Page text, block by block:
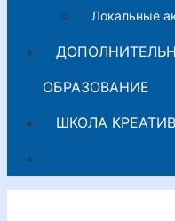
Локальные
ОБРАЗОВАНИЕ
ШКОЛА